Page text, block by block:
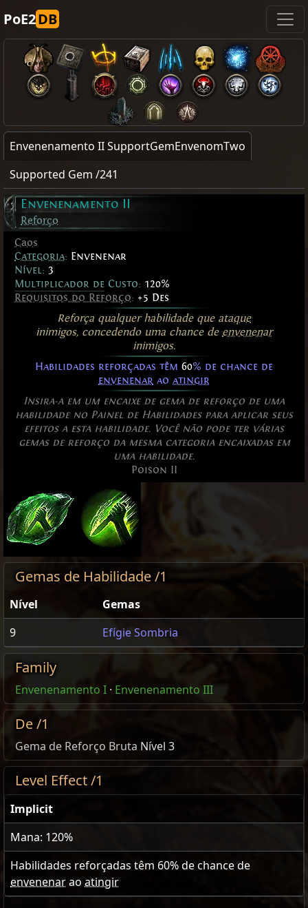
PoE2DB
Envenenamento II SupportGemEnvenomTwo
Supported Gem /241
Envenenamento II
Reforço
Caos
Categoria: Envenenar
Nível: 3
Multiplicador de Custo: 120%
Requisitos do Reforço: +5 Des
Reforça qualquer habilidade que ataque
inimigos, concedendo uma chance de envenenar
inimigos.
Habilidades reforçadas têm 60% de chance de
envenenar ao atingir
Insira-a em um encaixe de gema de reforço de uma
habilidade no Painel de Habilidades para aplicar seus
efeitos a esta habilidade. Você não pode ter várias
gemas de reforço da mesma categoria encaixadas em
uma habilidade.
Poison II
Gemas de Habilidade /1
Nível
Gemas
9
Efígie Sombria
Family
Envenenamento I · Envenenamento III
De /1
Gema de Reforço Bruta Nível 3
Level Effect /1
Implicit
Mana: 120%
Habilidades reforçadas têm 60% de chance de
envenenarao atingir